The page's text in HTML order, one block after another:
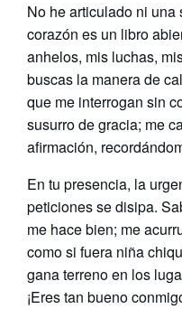
No he articulado ni una
corazón es un libro
anhelos, mis luchas,
buscas la manera de
que me interrogan sin
susurro de gracia; me
afirmación,
En tu presencia, la
peticiones se disipa.
me hace bien; me
como si fuera niña
gana terreno en los
¡Eres tan bueno